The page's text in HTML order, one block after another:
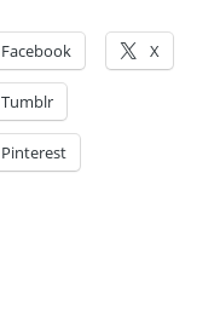
Facebook X
Tumblr
Pinterest